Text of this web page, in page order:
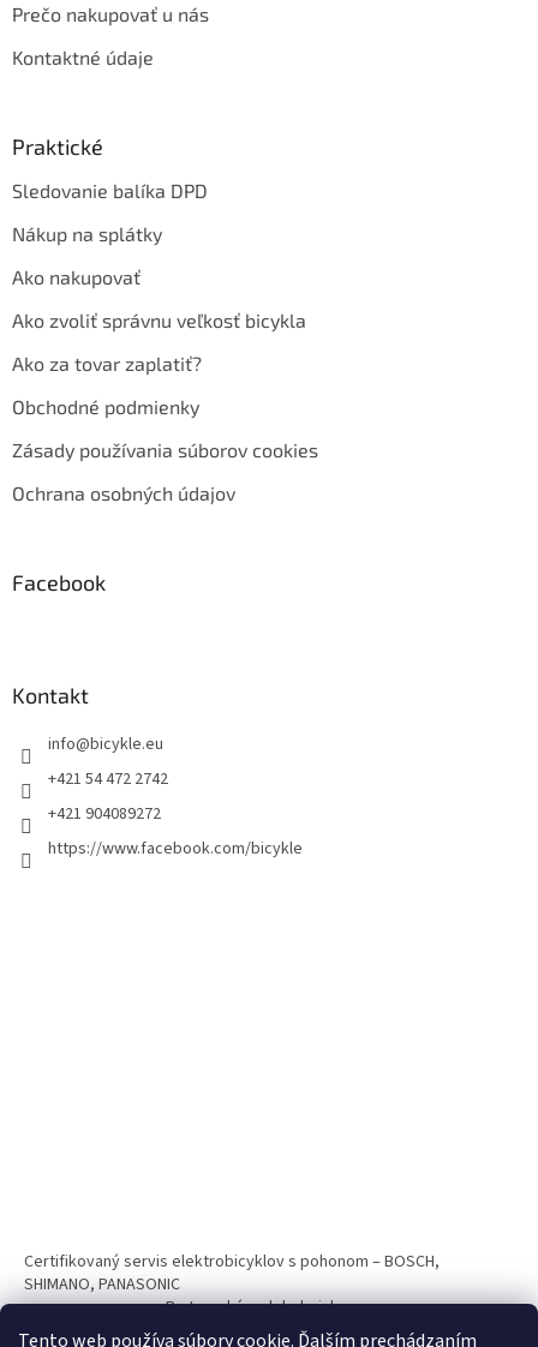
Tento web používa súbory cookie. Ďalším prechádzaním
Prečo nakupovať u nás
Kontaktné údaje
Praktické
Sledovanie balíka DPD
Nákup na splátky
Ako nakupovať
Ako zvoliť správnu veľkosť bicykla
Ako za tovar zaplatiť?
Obchodné podmienky
Zásady používania súborov cookies
Ochrana osobných údajov
Facebook
Kontakt
info@bicykle.eu
+421 54 472 2742
+421 904089272
https://www.facebook.com/bicykle
Certifikovaný servis elektrobicyklov s pohonom – BOSCH,
SHIMANO, PANASONIC
Partnerský web hokejshop.eu